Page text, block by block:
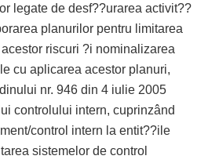
legate de desf??urarea activit??
planurilor pentru limitarea
riscuri ?i nominalizarea
cu aplicarea acestor planuri,
nr. 946 din 4 iulie 2005
controlului intern, cuprinzând
control intern la entit??ile
sistemelor de control